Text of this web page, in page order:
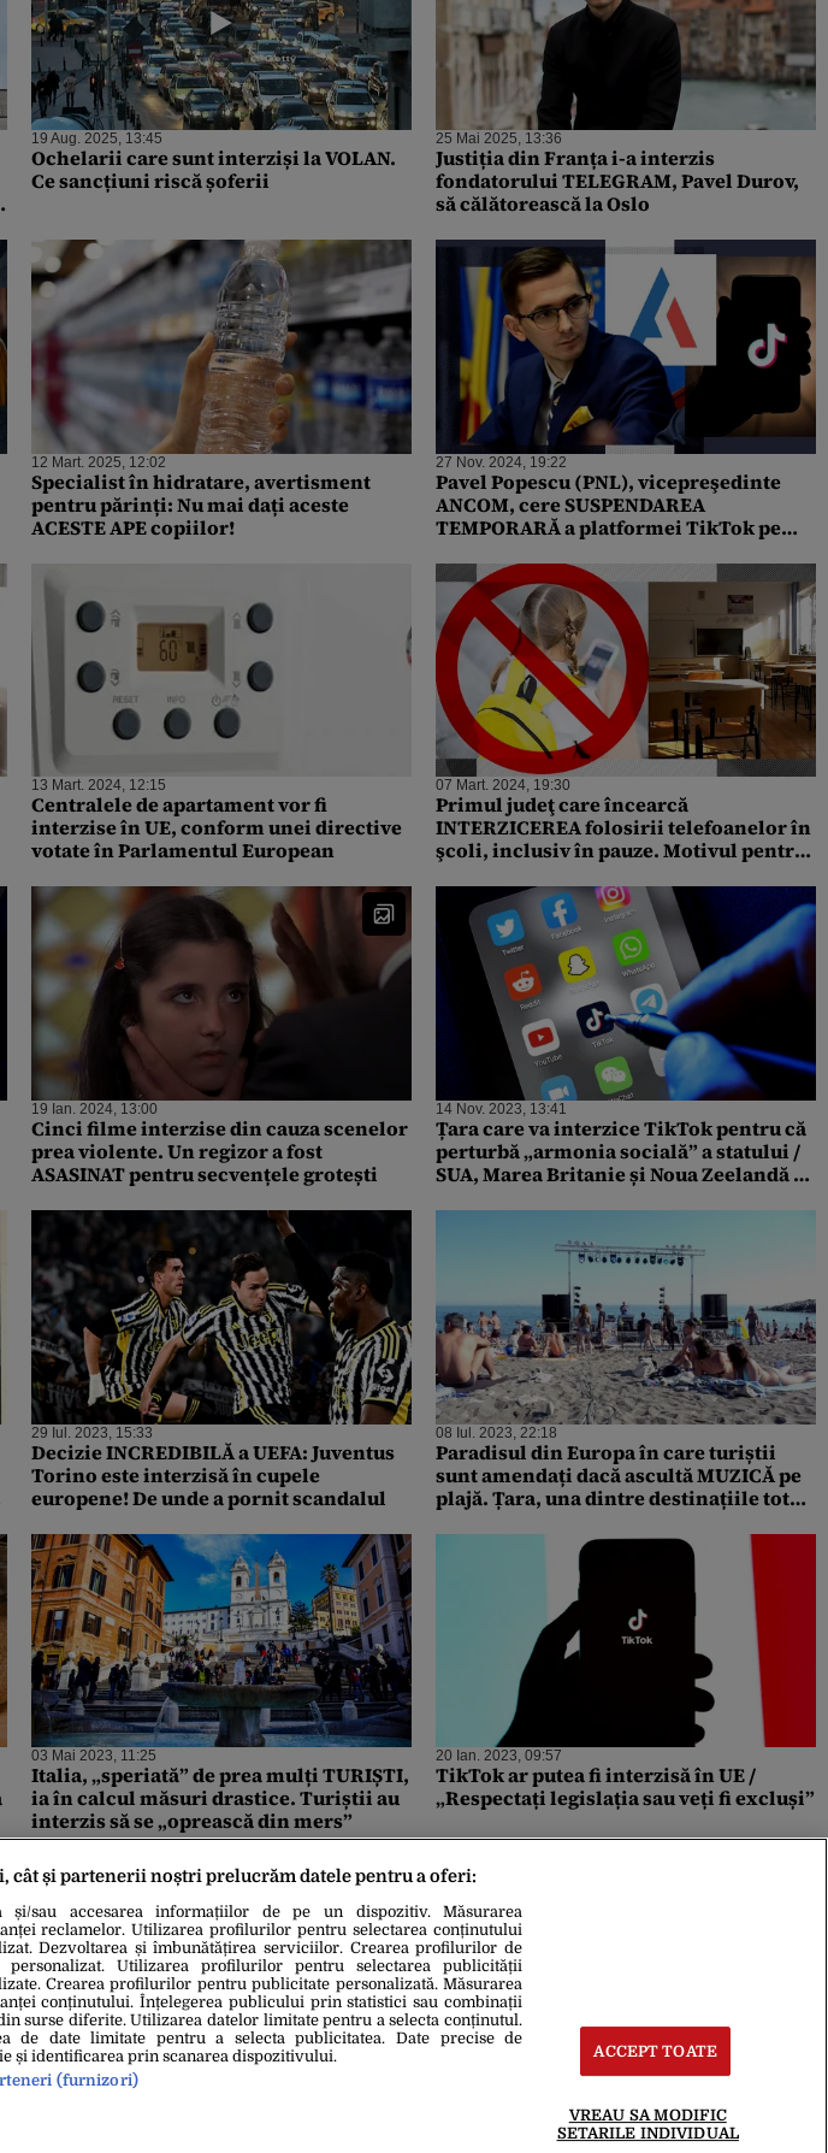
19 Aug. 2025, 13:45
Ochelarii care sunt interziși la VOLAN.
Ce sancțiuni riscă șoferii
25 Mai 2025, 13:36
Justiția din Franța i-a interzis
fondatorului TELEGRAM, Pavel Durov,
să călătorească la Oslo
12 Mart. 2025, 12:02
Specialist în hidratare, avertisment
pentru părinți: Nu mai dați aceste
ACESTE APE copiilor!
27 Nov. 2024, 19:22
Pavel Popescu (PNL), vicepreşedinte
ANCOM, cere SUSPENDAREA
TEMPORARĂ a platformei TikTok pe
13 Mart. 2024, 12:15
Centralele de apartament vor fi
interzise în UE, conform unei directive
votate în Parlamentul European
07 Mart. 2024, 19:30
Primul judeţ care încearcă
INTERZICEREA folosirii telefoanelor în
şcoli, inclusiv în pauze. Motivul pentru
19 Ian. 2024, 13:00
Cinci filme interzise din cauza scenelor
prea violente. Un regizor a fost
ASASINAT pentru secvențele grotești
14 Nov. 2023, 13:41
Țara care va interzice TikTok pentru că
perturbă „armonia socială” a statului /
SUA, Marea Britanie și Noua Zeelandă au
29 Iul. 2023, 15:33
Decizie INCREDIBILĂ a UEFA: Juventus
Torino este interzisă în cupele
europene! De unde a pornit scandalul
08 Iul. 2023, 22:18
Paradisul din Europa în care turiștii
sunt amendați dacă ascultă MUZICĂ pe
plajă. Țara, una dintre destinațiile tot
03 Mai 2023, 11:25
Italia, „speriată” de prea mulți TURIȘTI,
ia în calcul măsuri drastice. Turiștii au
interzis să se „oprească din mers”
20 Ian. 2023, 09:57
TikTok ar putea fi interzisă în UE /
„Respectați legislația sau veți fi excluși”
cât și partenerii noștri prelucrăm datele pentru a oferi:
și/sau accesarea informațiilor de pe un dispozitiv. Măsurarea
reclamelor. Utilizarea profilurilor pentru selectarea conținutului
Dezvoltarea și îmbunătățirea serviciilor. Crearea profilurilor de
personalizat. Utilizarea profilurilor pentru selectarea publicității
Crearea profilurilor pentru publicitate personalizată. Măsurarea
conținutului. Înțelegerea publicului prin statistici sau combinații
surse diferite. Utilizarea datelor limitate pentru a selecta conținutul.
de date limitate pentru a selecta publicitatea. Date precise de
și identificarea prin scanarea dispozitivului.
(furnizori)
ACCEPT TOATE
VREAU SA MODIFIC
SETARILE INDIVIDUAL